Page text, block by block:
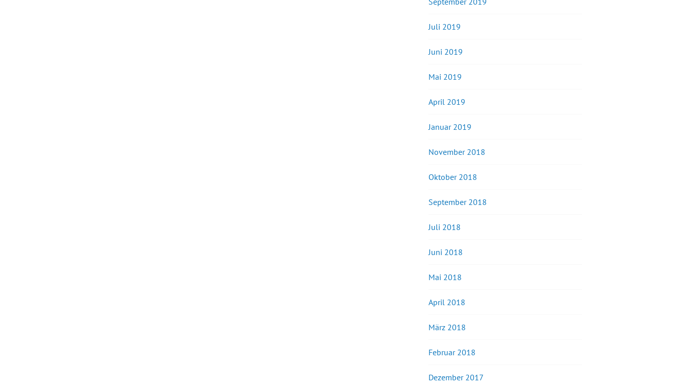
Juli 2019
Juni 2019
Mai 2019
April 2019
Januar 2019
November 2018
Oktober 2018
September 2018
Juli 2018
Juni 2018
Mai 2018
April 2018
März 2018
Februar 2018
Dezember 2017